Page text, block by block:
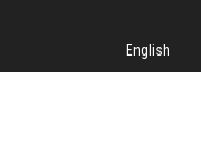
Sélectionnez
English